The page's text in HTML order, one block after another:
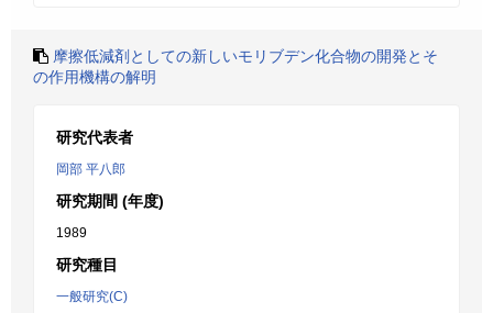
摩擦低減剤としての新しいモリブデン化合物の開発とそ
の作用機構の解明
研究代表者
岡部 平八郎
研究期間 (年度)
1989
研究種目
一般研究(C)